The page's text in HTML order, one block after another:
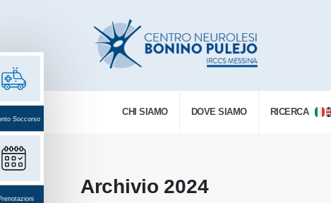
CHI SIAMO DOVE SIAMO RICERCA
Soccorso
Archivio 2024